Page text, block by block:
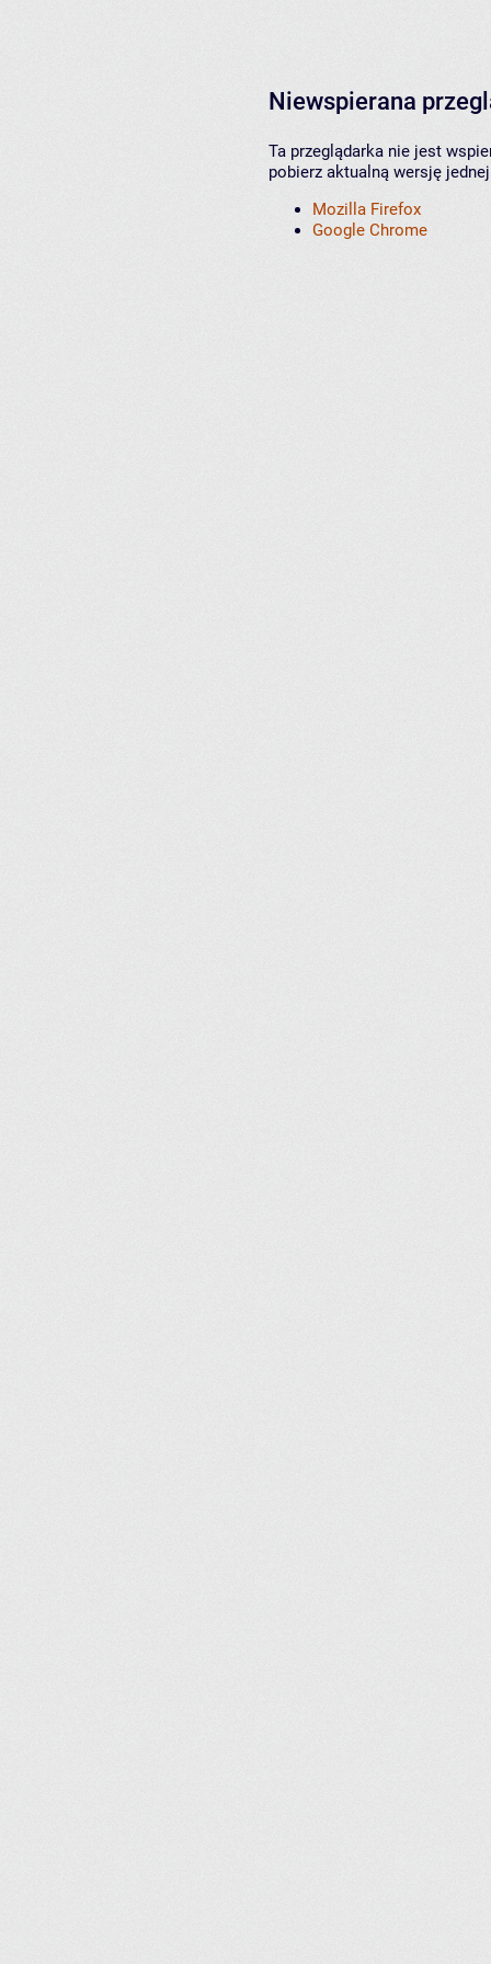
Niewspierana
Ta przeglądarka nie jest
pobierz aktualną wersję
Mozilla Firefox
Google Chrome